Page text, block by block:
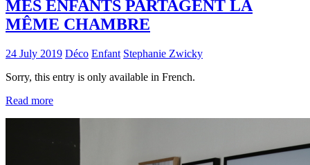
MES ENFANTS PARTAGENT LA
MÊME CHAMBRE
24 July 2019 Déco Enfant Stephanie Zwicky
Sorry, this entry is only available in French.
Read more